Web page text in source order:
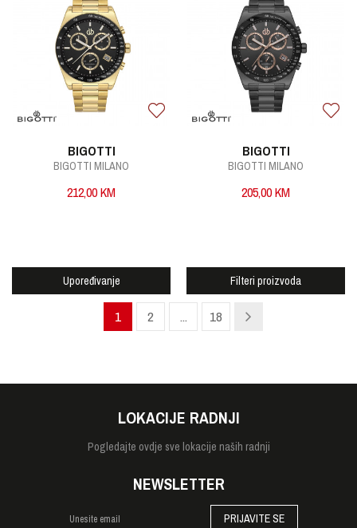
BIGOTTI
BIGOTTI MILANO
212,00KM
BIGOTTI
BIGOTTI MILANO
205,00KM
Upoređivanje Filteri proizvoda
1 2 ... 18
LOKACIJE RADNJI
Pogledajte ovdje sve lokacije naših radnji
NEWSLETTER
PRIJAVITE SE